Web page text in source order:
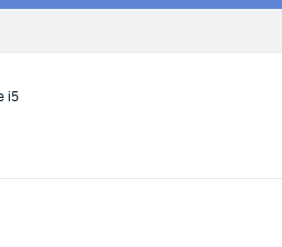
i5